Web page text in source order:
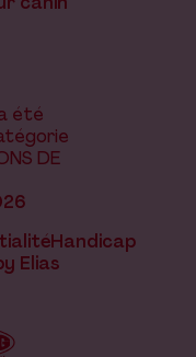
été
DE
Handicap
Elias